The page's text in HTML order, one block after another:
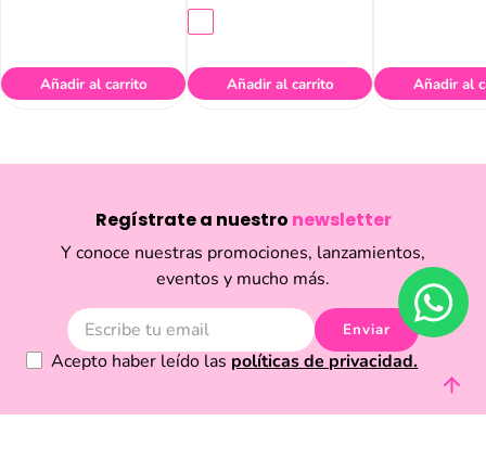
Y conoce nuestras promociones, lanzamientos,
eventos y mucho más.
Enviar
Acepto haber leído las políticas de privacidad.